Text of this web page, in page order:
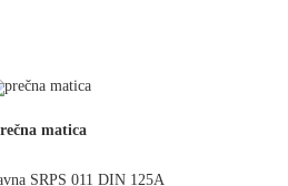
matica